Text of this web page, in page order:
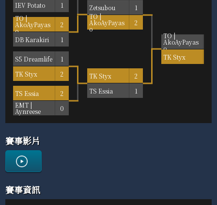
IEV Potato
1
TO |
AkoAyPayas
o
2
DB Karakiri
1
S5 Dreamlife
1
TK Styx
2
TS Essia
2
EMT |
Aynreese 0
Zetsubou
1
TO |
AkoAyPayas
o
2
TK Styx
2
TS Essia
1
TO |
AkoAyPayas
o
TK Styx
賽事影片
賽事資訊